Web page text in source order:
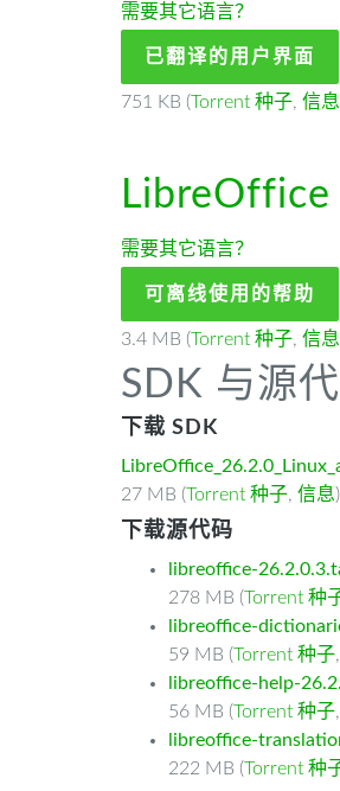
需要其它语言？
已翻译的用户界面
751 KB (Torrent 种子, 信息
LibreOffice
需要其它语言？
可离线使用的帮助
3.4 MB (Torrent 种子, 信息
SDK 与源
下载 SDK
27 MB (Torrent 种子, 信息)
下载源代码
libreoffice-
278 MB (Torrent 种
libreoffice-
59 MB (Torrent 种子,
libreoffice-help-
56 MB (Torrent 种子,
libreoffice-
222 MB (Torrent 种